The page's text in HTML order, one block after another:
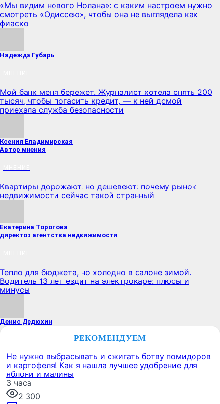
«Мы видим нового Нолана»: с каким настроем нужно
смотреть «Одиссею», чтобы она не выглядела как
фиаско
Надежда Губарь
Мой банк меня бережет. Журналист хотела снять 200
тысяч, чтобы погасить кредит, — к ней домой
приехала служба безопасности
Ксения Владимирская
Автор мнения
Квартиры дорожают, но дешевеют: почему рынок
недвижимости сейчас такой странный
Екатерина Торопова
директор агентства недвижимости
Тепло для бюджета, но холодно в салоне зимой.
Водитель 13 лет ездит на электрокаре: плюсы и
минусы
Денис Дедюхин
РЕКОМЕНДУЕМ
Не нужно выбрасывать и сжигать ботву помидоров
и картофеля! Как я нашла лучшее удобрение для
яблони и малины
3 часа
2 300